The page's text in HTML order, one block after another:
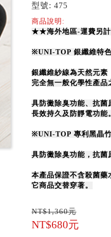
型號: 475
商品說明:
★★海外地區-運費另
※UNI-TOP 銀纖維特
銀纖維紗線為天然元素
完全無一般化學性產品
具防黴除臭功能、抗菌
長效持久及防靜電功能
※UNI-TOP 專利黑晶
具防黴除臭功能，抗菌
本產品保證不含殺菌藥
它商品交替穿著。
NT$1,360元
NT$680元